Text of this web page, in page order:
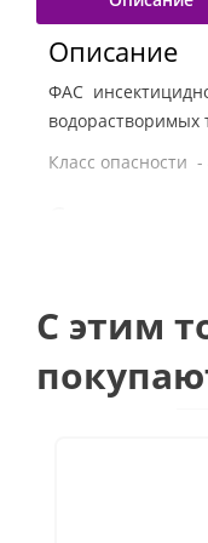
Описание
ФАС
водорастворимых
Класс опасности -
Фасовка
Назначение
различных
имеющих право
C этим